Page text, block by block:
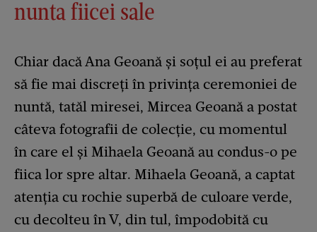
nunta fiicei sale
Chiar dacă Ana Geoană și soțul ei au preferat
să fie mai discreți în privința ceremoniei de
nuntă, tatăl miresei, Mircea Geoană a postat
câteva fotografii de colecție, cu momentul
în care el și Mihaela Geoană au condus-o pe
fiica lor spre altar. Mihaela Geoană, a captat
atenția cu rochie superbă de culoare verde,
cu decolteu în V, din tul, împodobită cu